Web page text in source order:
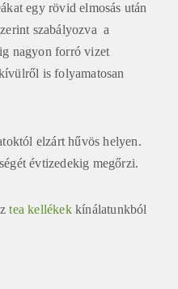
egy rövid elmosás után
szabályozva a
nagyon forró vizet
is folyamatosan
elzárt hűvös helyen.
évtizedekig megőrzi.
tea kellékek kínálatunkból